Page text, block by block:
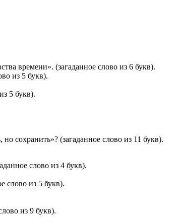
времени». (загаданное слово из 6 букв).
из 5 букв).
5 букв).
сохранить»? (загаданное слово из 11 букв).
слово из 4 букв).
слово из 5 букв).
из 9 букв).